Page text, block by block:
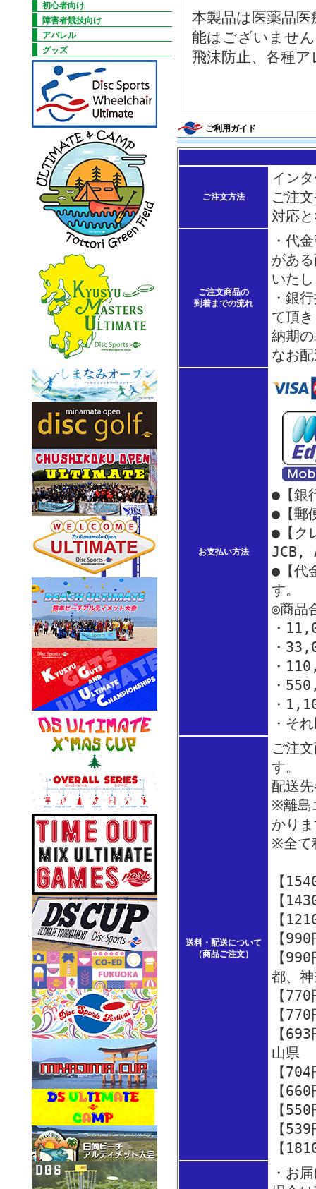
初心者向け
障害者競技向け
アパレル
グッズ
本製品は医薬品
能はございませ
飛沫防止、各種
ご利用ガイド
ご注文方法
イン
ご注
対応
ご注文商品の
到着までの流れ
・代
があ
いた
・銀
て頂
納期
なお
お支払い方法
●【銀
●【郵
●【ク
JCB,
●【代
す。
◎商品
・
・
・
・
・
・そ
送料・配送について
（商品ご注文）
ご注
す。
配送
※離島
かり
※全て
【
【
【
【
【
都、
【
【
【
山県
【
【
【
【
【
・お